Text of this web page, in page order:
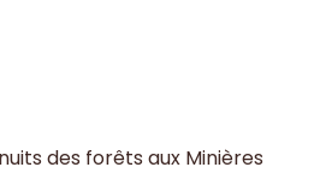
des forêts aux Minières